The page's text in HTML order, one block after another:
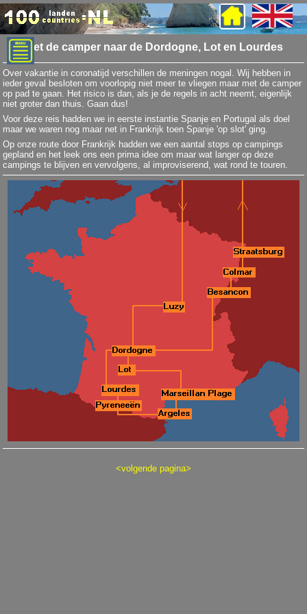
Met de camper naar de Dordogne, Lot en Lourdes
Over vakantie in coronatijd verschillen de meningen nogal. Wij hebben in
ieder geval besloten om voorlopig niet meer te vliegen maar met de camper
op pad te gaan. Het risico is dan, als je de regels in acht neemt, eigenlijk
niet groter dan thuis. Gaan dus!
Voor deze reis hadden we in eerste instantie Spanje en Portugal als doel
maar we waren nog maar net in Frankrijk toen Spanje 'op slot' ging.
Op onze route door Frankrijk hadden we een aantal stops op campings
gepland en het leek ons een prima idee om maar wat langer op deze
campings te blijven en vervolgens, al improviserend, wat rond te touren.
<volgende pagina>